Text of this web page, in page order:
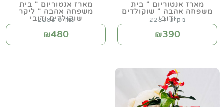
מארז אנטוריום " בית
משפחה אהבה " שוקולדים
ודובימק"ט 2287
₪390
מארז אנטוריום " בית
משפחה אהבה " ליקר
שוקולדים ודובי
מק"ט 2288
₪480